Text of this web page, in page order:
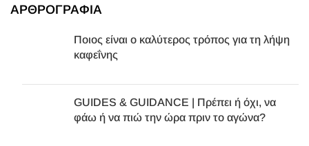
ΑΡΘΡΟΓΡΑΦΙΑ
Ποιος είναι ο καλύτερος τρόπος για τη λήψη
καφεΐνης
GUIDES & GUIDANCE | Πρέπει ή όχι, να
φάω ή να πιώ την ώρα πριν το αγώνα?